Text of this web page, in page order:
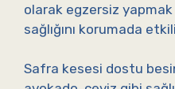
olarak egzersiz
sağlığını korumada
Safra kesesi dostu